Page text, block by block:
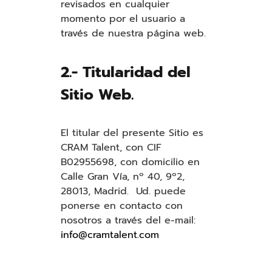
revisados en cualquier
momento por el usuario a
través de nuestra página web.
2.- Titularidad del
Sitio Web.
El titular del presente Sitio es
CRAM Talent, con CIF
B02955698, con domicilio en
Calle Gran Vía, nº 40, 9º2,
28013, Madrid. Ud. puede
ponerse en contacto con
nosotros a través del e-mail:
info@cramtalent.com